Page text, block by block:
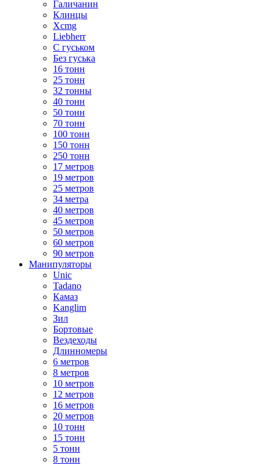
Галичанин
Клинцы
Xcmg
Liebherr
С гуськом
Без гуська
16 тонн
25 тонн
32 тонны
40 тонн
50 тонн
70 тонн
100 тонн
150 тонн
250 тонн
17 метров
19 метров
25 метров
34 метра
40 метров
45 метров
50 метров
60 метров
90 метров
Манипуляторы
Unic
Tadano
Камаз
Kanglim
Зил
Бортовые
Вездеходы
Длинномеры
6 метров
8 метров
10 метров
12 метров
16 метров
20 метров
10 тонн
15 тонн
5 тонн
8 тонн